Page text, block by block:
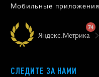
Мобильные приложения
Яндекс.Метрика
74
СЛЕДИТЕ ЗА НАМИ